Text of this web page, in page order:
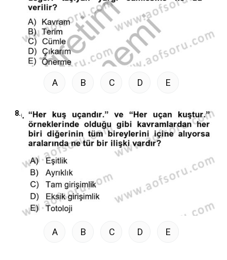
A B C D E
8.
A B C D E